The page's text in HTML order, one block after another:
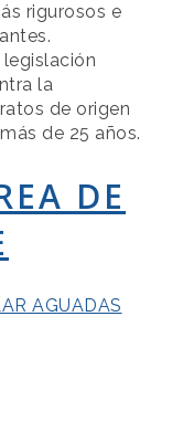
rigurosos e
la
de origen
de 25 años.
DE
AGUADAS